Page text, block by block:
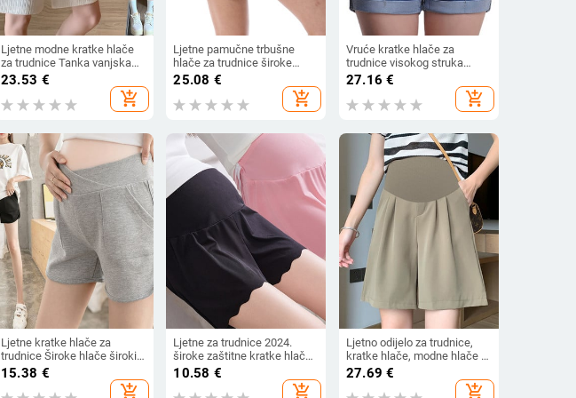
Ljetne modne kratke hlače
za trudnice Tanka vanjska
odjeća Pamučne trbušne
Jednobojne široke trudničke
23.53 €
add_shopping_cart
Ljetne pamučne trbušne
hlače za trudnice široke
ležerne sportske odjeće za
trudnice veće veličine Vaffle
hlače za trudnice kratke
25.08 €
add_shopping_cart
Vruće kratke hlače za
trudnice visokog struka
Elastične trudničke traper
hlače Ljetne kratke traperice
za trudnice Modna proljetna
27.16 €
add_shopping_cart
Ljetne kratke hlače za
trudnice Široke hlače širokih
nogavica Mama Hlače na
trbuhu niskog struka
15.38 €
add_shopping_cart
Ljetne za trudnice 2024.
široke zaštitne kratke hlače
s visokim strukom za
trudnice, trudničke gaćice,
10.58 €
add_shopping_cart
Ljetno odijelo za trudnice,
kratke hlače, modne hlače s
visokim strukom, kratke
hlače širokih nogavica za
27.69 €
add_shopping_cart